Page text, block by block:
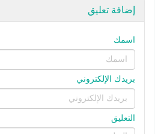
إضافة تعليق
اسمك
بريدك الإلكتروني
التعليق